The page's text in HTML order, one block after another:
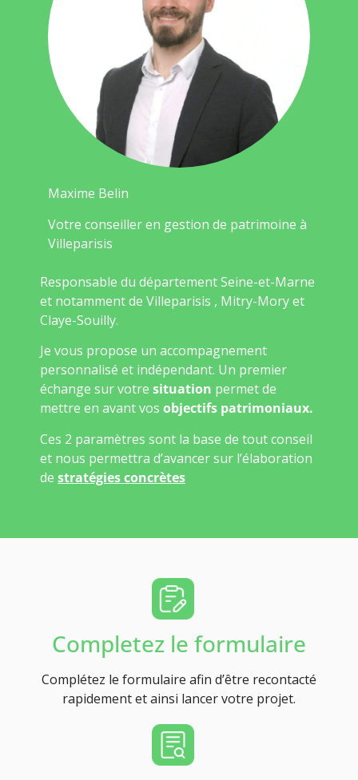
Maxime Belin
Votre conseiller en gestion de patrimoine à
Villeparisis
Responsable du département Seine-et-Marne
et notamment de Villeparisis , Mitry-Mory et
Claye-Souilly.
Je vous propose un accompagnement
personnalisé et indépendant. Un premier
échange sur votre situation permet de
mettre en avant vos objectifs patrimoniaux.
Ces 2 paramètres sont la base de tout conseil
et nous permettra d’avancer sur l’élaboration
de stratégies concrètes
Completez le formulaire
Complétez le formulaire afin d’être recontacté
rapidement et ainsi lancer votre projet.